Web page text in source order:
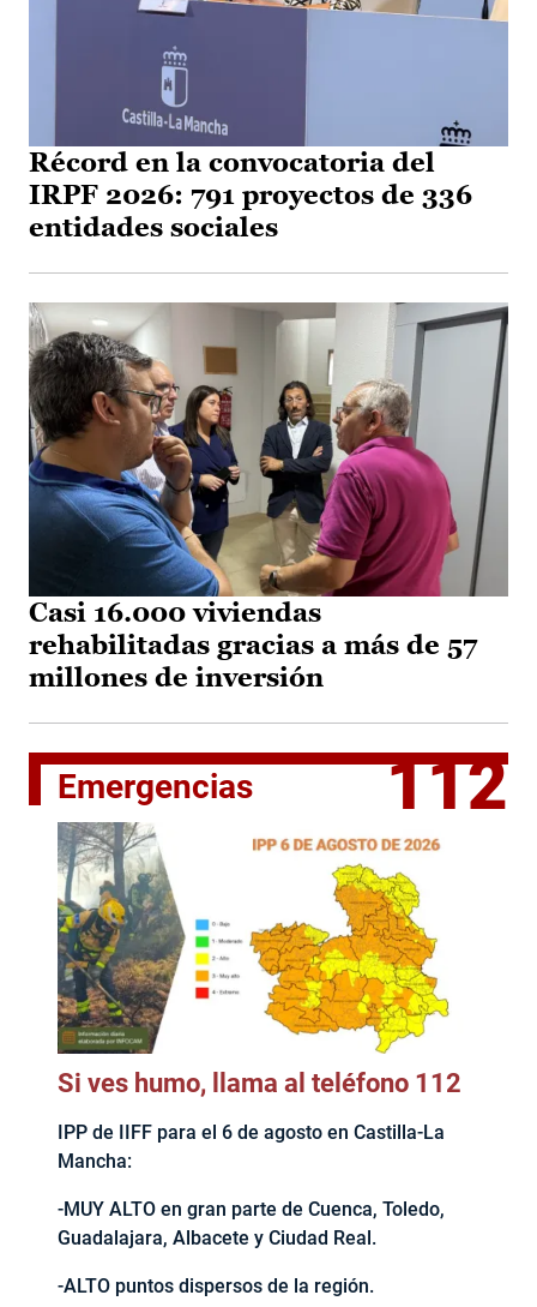
Récord en la convocatoria del
IRPF 2026: 791 proyectos de 336
entidades sociales
Casi 16.000 viviendas
rehabilitadas gracias a más de 57
millones de inversión
Emergencias 112
Si ves humo, llama al teléfono 112
IPP de IIFF para el 6 de agosto en Castilla-La
Mancha:
-MUY ALTO en gran parte de Cuenca, Toledo,
Guadalajara, Albacete y Ciudad Real.
-ALTO puntos dispersos de la región.